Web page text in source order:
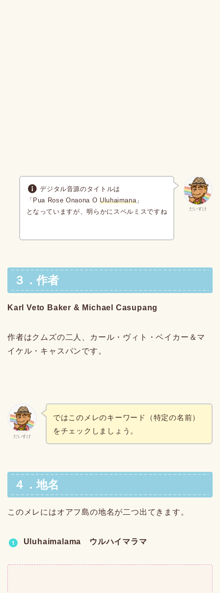
だいすけ
デジタル音源のタイトルは
「Pua Rose Onaona O Uluhaimana 」
となっていますが、明らかにスペルミスですね
３．作者
Karl Veto Baker & Michael Casupang
作者はクムズの二人、カール・ヴィト・ベイカー＆マ
イケル・キャスパンです。
だいすけ
ではこのメレのキーワード（特定の名前）
をチェックしましょう。
４．地名
このメレにはオアフ島の地名が二つ出てきます。
Uluhaimalama ウルハイマラマ